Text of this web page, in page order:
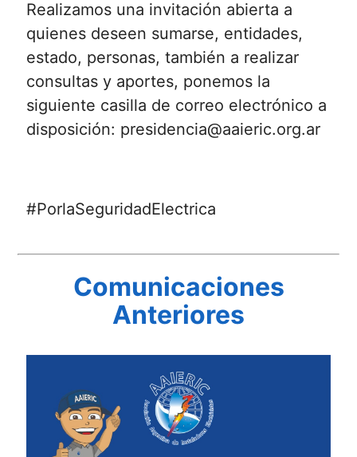
Realizamos una invitación abierta a
quienes deseen sumarse, entidades,
estado, personas, también a realizar
consultas y aportes, ponemos la
siguiente casilla de correo electrónico a
disposición: presidencia@aaieric.org.ar
#PorlaSeguridadElectrica
Comunicaciones
Anteriores